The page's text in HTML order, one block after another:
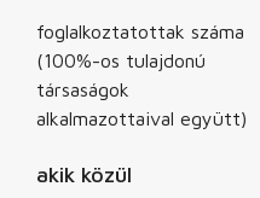
foglalkoztatottak száma
(100%-os tulajdonú
társaságok
alkalmazottaival együtt)
akik közül